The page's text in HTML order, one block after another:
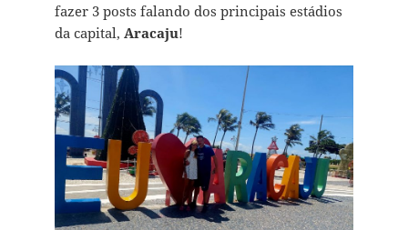
fazer 3 posts falando dos principais estádios
da capital, Aracaju!